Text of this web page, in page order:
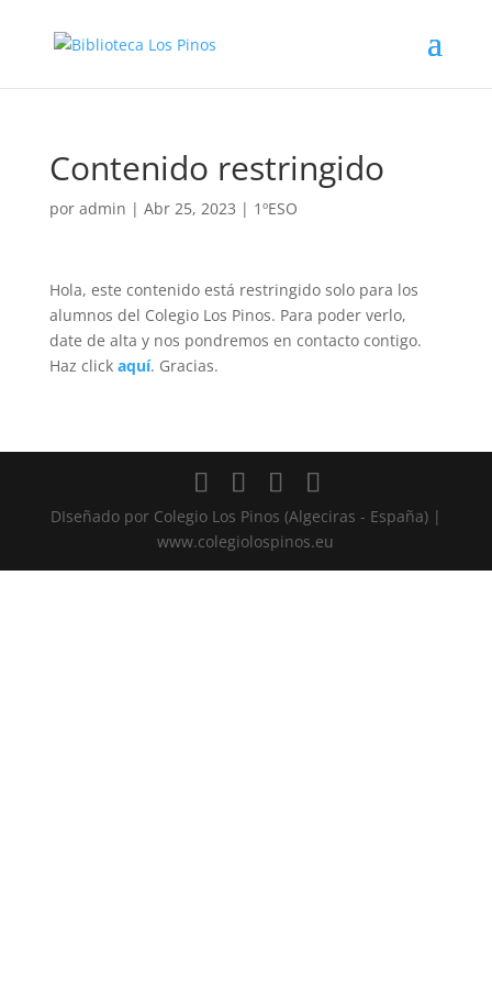
Contenido restringido
por admin | Abr 25, 2023 | 1ºESO
Hola, este contenido está restringido solo para los
alumnos del Colegio Los Pinos. Para poder verlo,
date de alta y nos pondremos en contacto contigo.
Haz click aquí. Gracias.
DIseñado por Colegio Los Pinos (Algeciras - España) |
www.colegiolospinos.eu